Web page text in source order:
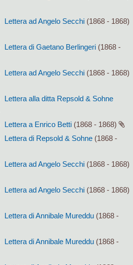
Lettera ad Angelo Secchi (1868 - 1868)
Lettera di Gaetano Berlingeri (1868 -
Lettera ad Angelo Secchi (1868 - 1868)
Lettera alla ditta Repsold & Sohne
Lettera a Enrico Betti (1868 - 1868)
Lettera di Repsold & Sohne (1868 -
Lettera ad Angelo Secchi (1868 - 1868)
Lettera ad Angelo Secchi (1868 - 1868)
Lettera di Annibale Mureddu (1868 -
Lettera di Annibale Mureddu (1868 -